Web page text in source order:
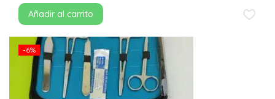
Añadir al carrito
-6%